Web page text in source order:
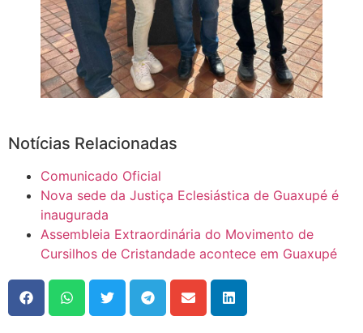
Notícias Relacionadas
Comunicado Oficial
Nova sede da Justiça Eclesiástica de Guaxupé é
inaugurada
Assembleia Extraordinária do Movimento de
Cursilhos de Cristandade acontece em Guaxupé